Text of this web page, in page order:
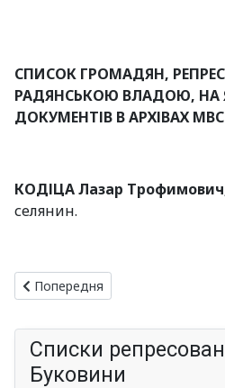
Списки
Буковини
СПИСОК ГРОМАДЯН,
РАДЯНСЬКОЮ ВЛАДОЮ, НА
ДОКУМЕНТІВ В АРХІВАХ
КОДІЦА Лазар
селянин.
Попередня стаття: Село МАГАЛА
Попередня